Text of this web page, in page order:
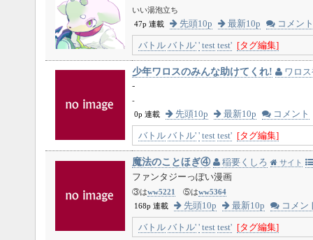
いい湯泡立ち
47p 連載
先頭10p 最新10p コメント
バトル バトル' ' test test' [タグ編集]
少年ワロスのみんな助けてくれ!
ワロ
-
-
0p 連載
先頭10p 最新10p コメント
バトル バトル' ' test test' [タグ編集]
魔法のことほぎ④ 稲要くしろ サイト
ファンタジーっぽい漫画
③はww5221 ⑤はww5364
168p 連載
先頭10p 最新10p コメン
バトル バトル' ' test test' [タグ編集]